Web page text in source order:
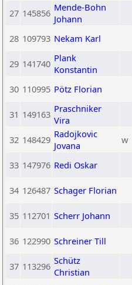
27 145856 Mende-Bohn
Johann
28 109793 Nekam Karl
29 141740 Plank
Konstantin
30 110995 Pötz Florian
31 149163 Praschniker
Vira
32 148429 Radojkovic
Jovana
w
33 147976 Redi Oskar
34 126487 Schager Florian
35 112701 Scherr Johann
36 122990 Schreiner Till
37 113296 Schütz
Christian